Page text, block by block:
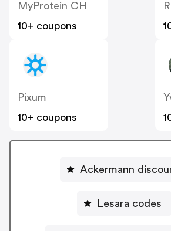
MyProtein CH
10+ coupons
Pixum
10+ coupons
Ackermann
Lesara codes